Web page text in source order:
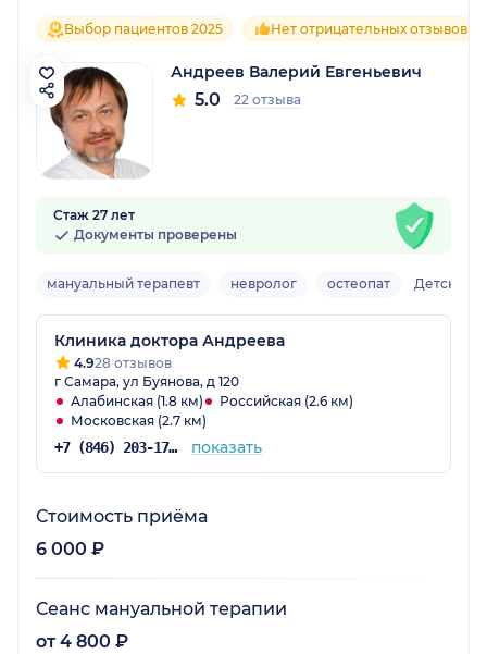
Выбор пациентов 2025 Нет отрицательных отзывов
Андреев Валерий Евгеньевич
5.0 22 отзыва
Стаж 27 лет
Документы проверены
мануальный терапевт невролог остеопат Детский
Клиника доктора Андреева
4.928 отзывов
г Самара, ул Буянова, д 120
Алабинская (1.8 км)
Российская (2.6 км)
Московская (2.7 км)
+7 (846) 203-17-77 показать
Стоимость приёма
6 000 ₽
Сеанс мануальной терапии
от 4 800 ₽